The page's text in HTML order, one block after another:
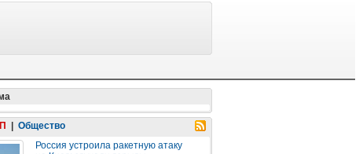
Общество
Россия устроила ракетную атаку